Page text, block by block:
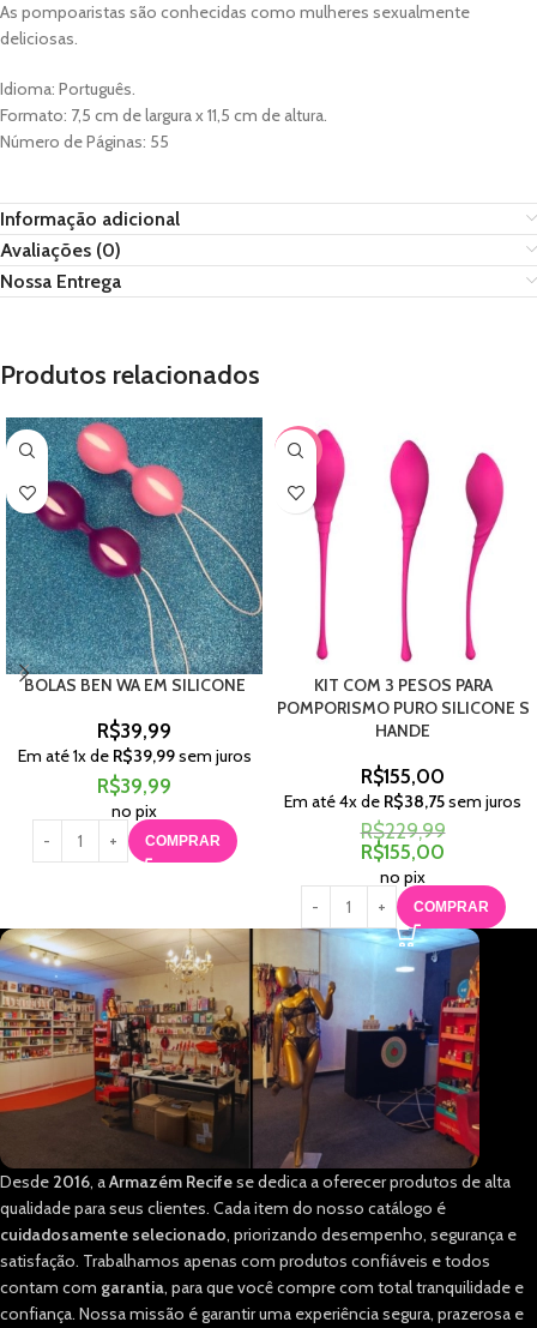
As pompoaristas são conhecidas como mulheres sexualmente
deliciosas.
Idioma: Português.
Formato: 7,5 cm de largura x 11,5 cm de altura.
Número de Páginas: 55
Informação adicional
Avaliações (0)
Nossa Entrega
Produtos relacionados
BOLAS BEN WA EM SILICONE
R$39,99
Em até1x de R$39,99sem juros
R$39,99
no pix
COMPRAR
-33%
KIT COM 3 PESOS PARA
POMPORISMO PURO SILICONE S
HANDE
R$155,00
Em até4x de R$38,75sem juros
R$229,99
R$155,00
no pix
COMPRAR
Desde 2016, aArmazém Recifese dedica a oferecer produtos de alta
qualidade para seus clientes. Cada item do nosso catálogo é
cuidadosamente selecionado, priorizando desempenho, segurança e
satisfação. Trabalhamos apenas com produtos confiáveis e todos
contam com garantia, para que você compre com total tranquilidade e
confiança. Nossa missão é garantir uma experiência segura, prazerosa e